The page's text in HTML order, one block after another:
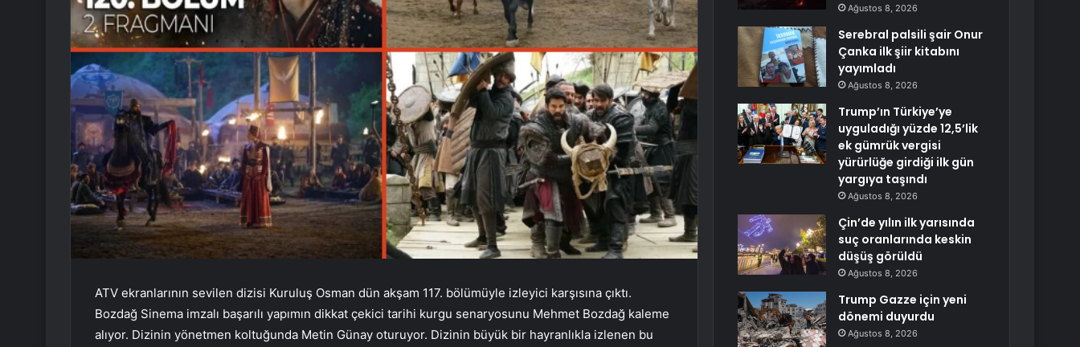
ATV ekranlarının sevilen dizisi Kuruluş Osman dün akşam 117. bölümüyle izleyici karşısına çıktı.
Bozdağ Sinema imzalı başarılı yapımın dikkat çekici tarihi kurgu senaryosunu Mehmet Bozdağ kaleme
alıyor. Dizinin yönetmen koltuğunda Metin Günay oturuyor. Dizinin büyük bir hayranlıkla izlenen bu
Ağustos 8, 2026
Serebral palsili şair Onur
Çanka ilk şiir kitabını
yayımladı
Ağustos 8, 2026
Trump’ın Türkiye’ye
uyguladığı yüzde 12,5’lik
ek gümrük vergisi
yürürlüğe girdiği ilk gün
yargıya taşındı
Ağustos 8, 2026
Çin’de yılın ilk yarısında
suç oranlarında keskin
düşüş görüldü
Ağustos 8, 2026
Trump Gazze için yeni
dönemi duyurdu
Ağustos 8, 2026